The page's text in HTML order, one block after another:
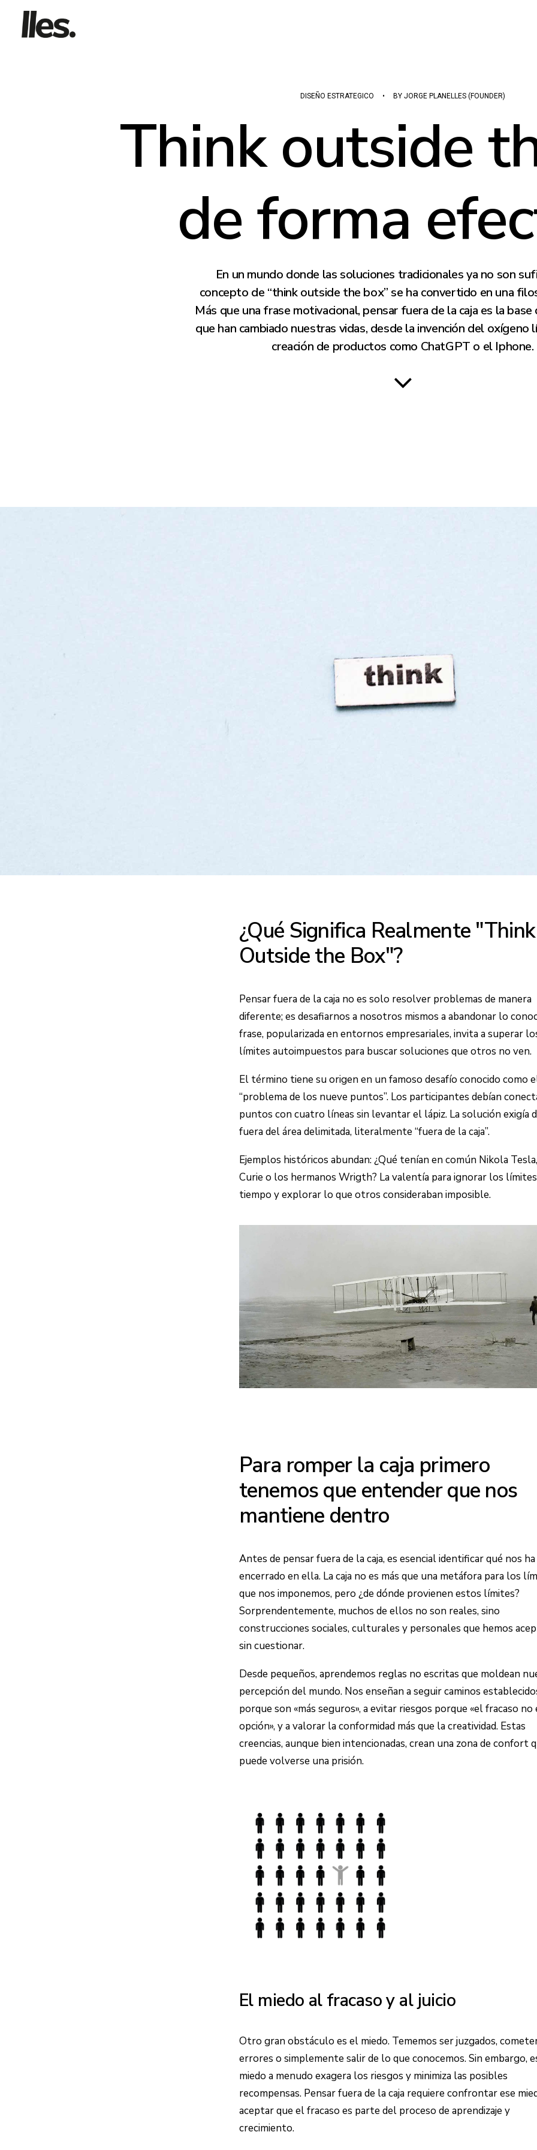
DISEÑO ESTRATEGICO • BY JORGE PLANELLES (FOUNDER)
Think outside
de forma
En un mundo donde las soluciones tradicionales ya no son
concepto de “think outside the box” se ha convertido en una
Más que una frase motivacional, pensar fuera de la caja es la base
que han cambiado nuestras vidas, desde la invención del oxígeno
creación de productos como ChatGPT o el Iphone.
¿Qué Significa Realmente "Think
Outside the Box"?
Pensar fuera de la caja no es solo resolver problemas de manera
diferente; es desafiarnos a nosotros mismos a abandonar lo
frase, popularizada en entornos empresariales, invita a superar
límites autoimpuestos para buscar soluciones que otros no ven.
El término tiene su origen en un famoso desafío conocido como
“problema de los nueve puntos”. Los participantes debían
puntos con cuatro líneas sin levantar el lápiz. La solución exigía
fuera del área delimitada, literalmente “fuera de la caja”.
Ejemplos históricos abundan: ¿Qué tenían en común Nikola
Curie o los hermanos Wrigth? La valentía para ignorar los
tiempo y explorar lo que otros consideraban imposible.
Para romper la caja primero
tenemos que entender que nos
mantiene dentro
Antes de pensar fuera de la caja, es esencial identificar qué nos ha
encerrado en ella. La caja no es más que una metáfora para los
que nos imponemos, pero ¿de dónde provienen estos límites?
Sorprendentemente, muchos de ellos no son reales, sino
construcciones sociales, culturales y personales que hemos
sin cuestionar.
Desde pequeños, aprendemos reglas no escritas que moldean
percepción del mundo. Nos enseñan a seguir caminos
porque son «más seguros», a evitar riesgos porque «el fracaso no
opción», y a valorar la conformidad más que la creatividad. Estas
creencias, aunque bien intencionadas, crean una zona de confort
puede volverse una prisión.
El miedo al fracaso y al juicio
Otro gran obstáculo es el miedo. Tememos ser juzgados,
errores o simplemente salir de lo que conocemos. Sin embargo,
miedo a menudo exagera los riesgos y minimiza las posibles
recompensas. Pensar fuera de la caja requiere confrontar ese
aceptar que el fracaso es parte del proceso de aprendizaje y
crecimiento.